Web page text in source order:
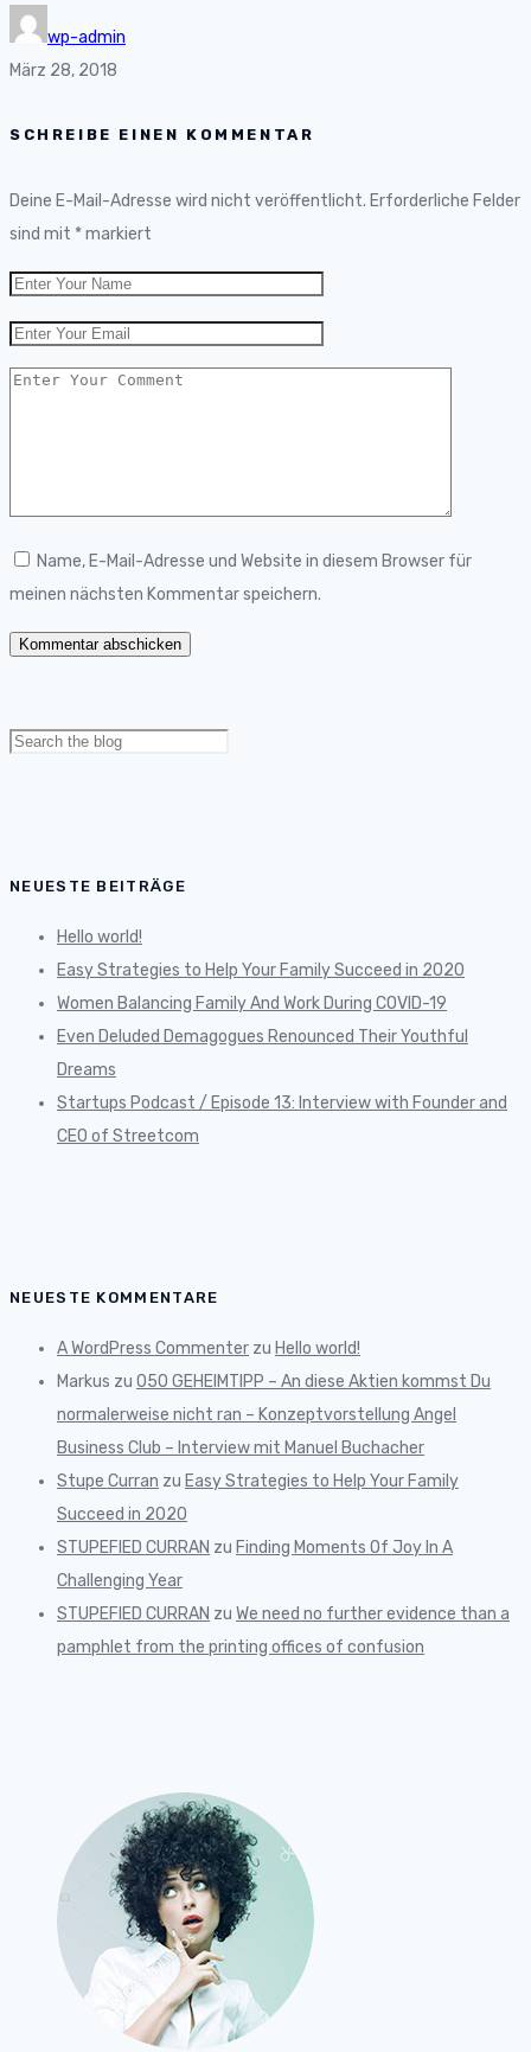
wp-admin
März 28, 2018
SCHREIBE EINEN KOMMENTAR
Deine E-Mail-Adresse wird nicht veröffentlicht. Erforderliche Felder
sind mit *markiert
Name, E-Mail-Adresse und Website in diesem Browser für
meinen nächsten Kommentar speichern.
Search
NEUESTE BEITRÄGE
Hello world!
Easy Strategies to Help Your Family Succeed in 2020
Women Balancing Family And Work During COVID-19
Even Deluded Demagogues Renounced Their Youthful
Dreams
Startups Podcast / Episode 13: Interview with Founder and
CEO of Streetcom
NEUESTE KOMMENTARE
A WordPress Commenter zu Hello world!
Markus zu 050 GEHEIMTIPP – An diese Aktien kommst Du
normalerweise nicht ran – Konzeptvorstellung Angel
Business Club – Interview mit Manuel Buchacher
Stupe Curran zu Easy Strategies to Help Your Family
Succeed in 2020
STUPEFIED CURRAN zu Finding Moments Of Joy In A
Challenging Year
STUPEFIED CURRAN zu We need no further evidence than a
pamphlet from the printing offices of confusion